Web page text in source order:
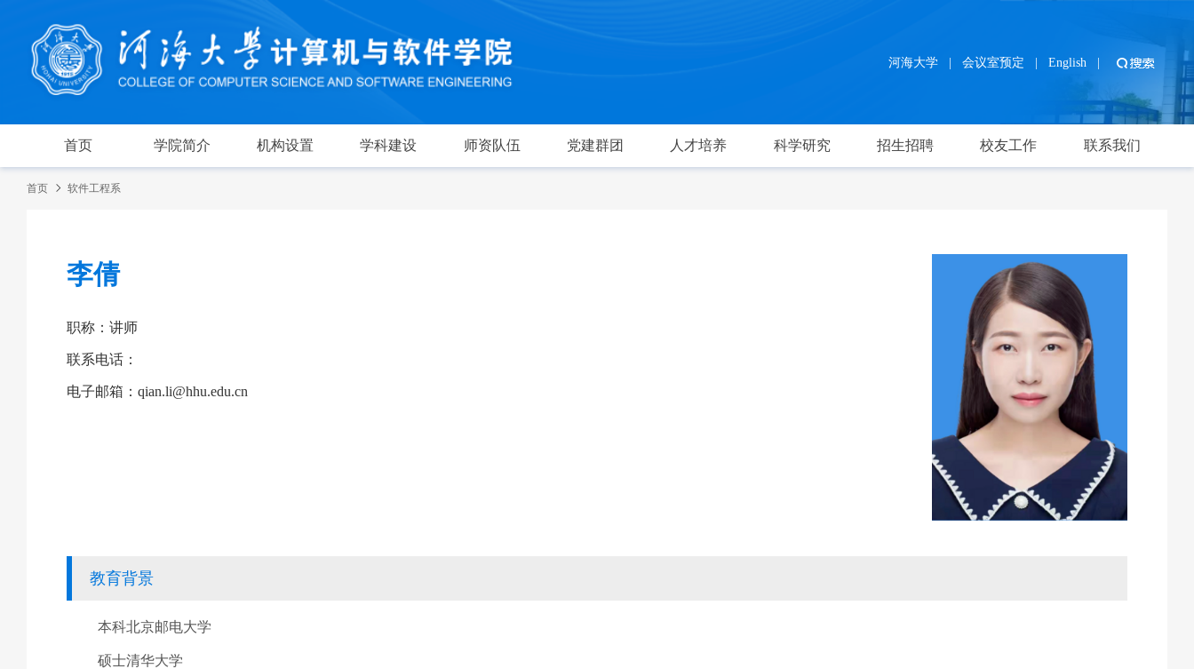
河海大学 | 会议室预定 | English |
首页 学院简介 机构设置 学科建设 师资队伍 党建群团 人才培养 科学研究 招生招聘 校友工作 联系我们
首页 软件工程系
李倩
职称：讲师
联系电话：
电子邮箱：qian.li@hhu.edu.cn
教育背景
本科北京邮电大学
硕士清华大学